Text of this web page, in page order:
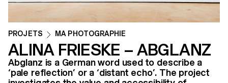
PROJETS MA PHOTOGRAPHIE
ALINA FRIESKE – ABGLANZ
Abglanz is a German word used to describe a
‘pale reflection’ or a ‘distant echo’. The project